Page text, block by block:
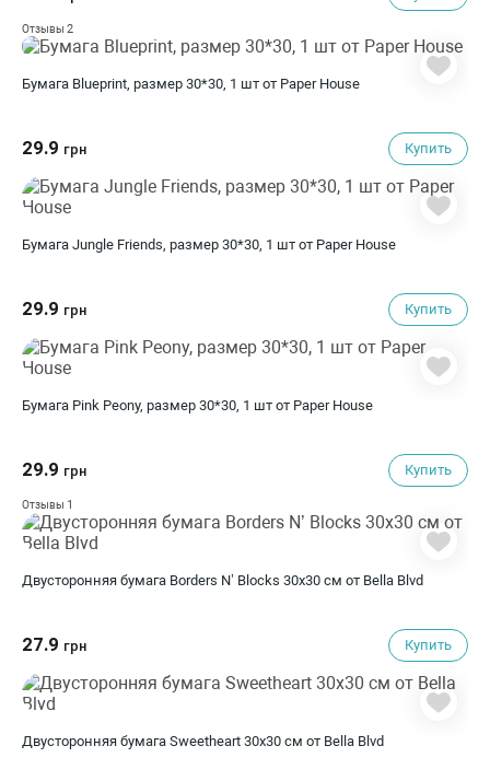
Отзывы 2
Бумага Blueprint, размер 30*30, 1 шт от Paper House
29.9 грн Купить
Бумага Jungle Friends, размер 30*30, 1 шт от Paper House
29.9 грн Купить
Бумага Pink Peony, размер 30*30, 1 шт от Paper House
29.9 грн Купить
Отзывы 1
Двусторонняя бумага Borders N’ Blocks 30х30 см от Bella Blvd
27.9 грн Купить
Двусторонняя бумага Sweetheart 30х30 см от Bella Blvd